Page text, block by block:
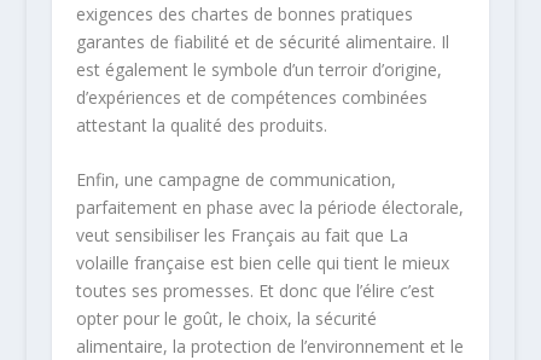
exigences des chartes de bonnes pratiques
garantes de fiabilité et de sécurité alimentaire. Il
est également le symbole d’un terroir d’origine,
d’expériences et de compétences combinées
attestant la qualité des produits.
Enfin, une campagne de communication,
parfaitement en phase avec la période électorale,
veut sensibiliser les Français au fait que La
volaille française est bien celle qui tient le mieux
toutes ses promesses. Et donc que l’élire c’est
opter pour le goût, le choix, la sécurité
alimentaire, la protection de l’environnement et le